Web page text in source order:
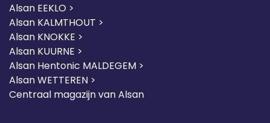
Alsan EEKLO >
Alsan KALMTHOUT >
Alsan KNOKKE >
Alsan KUURNE >
Alsan Hentonic MALDEGEM >
Alsan WETTEREN >
Centraal magazijn van Alsan